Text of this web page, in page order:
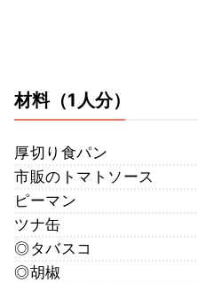
材料（1人分）
厚切り食パン
市販のトマトソース
ピーマン
ツナ缶
◎タバスコ
◎胡椒